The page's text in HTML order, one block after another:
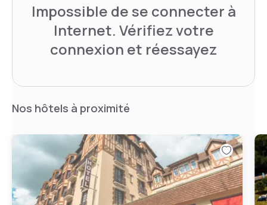
Impossible de se connecter à
Internet. Vérifiez votre
connexion et réessayez
Nos hôtels à proximité